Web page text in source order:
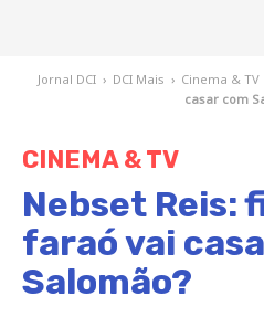
Jornal DCI › DCI Mais › Cinema & TV
casar com
CINEMA & TV
Nebset Reis:
faraó vai
Salomão?